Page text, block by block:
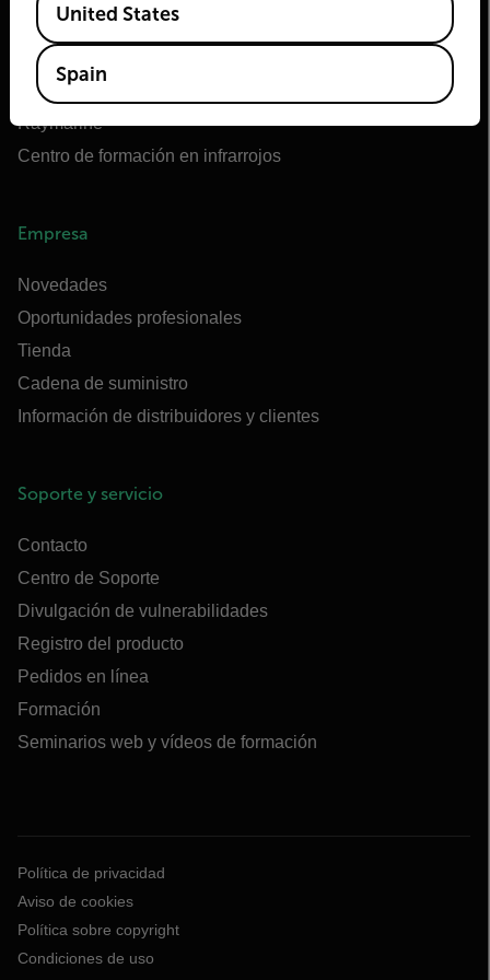
OEM de Teledyne FLIR
Flir Marine
Extech
Raymarine
Centro de formación en infrarrojos
Empresa
Novedades
Oportunidades profesionales
Tienda
Cadena de suministro
Información de distribuidores y clientes
Soporte y servicio
Contacto
Centro de Soporte
Divulgación de vulnerabilidades
Registro del producto
Pedidos en línea
Formación
Seminarios web y vídeos de formación
Política de privacidad
Aviso de cookies
Política sobre copyright
Condiciones de uso
United States
Spain